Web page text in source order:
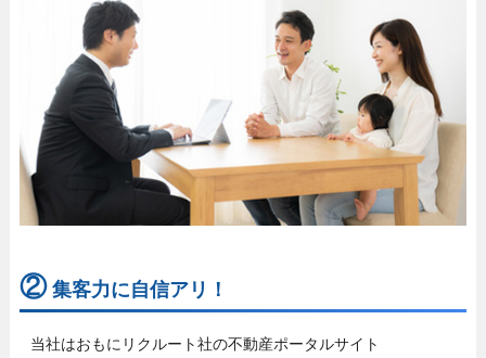
② 集客力に自信アリ！
当社はおもにリクルート社の不動産ポータルサイト